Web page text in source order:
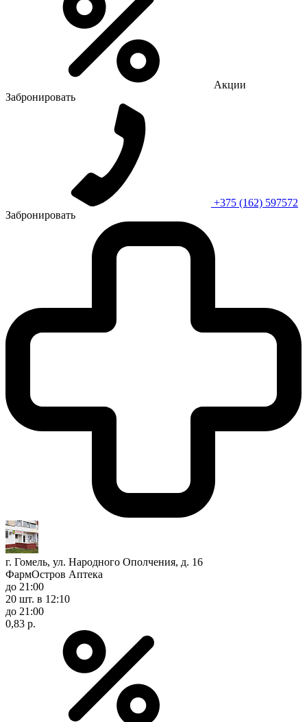
Акции
Забронировать
+375 (162) 597572
Забронировать
г. Гомель, ул. Народного Ополчения, д. 16
ФармОстров Аптека
до 21:00
20 шт. в 12:10
до 21:00
0,83 р.